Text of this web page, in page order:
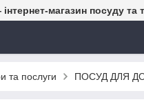
магазин посуду та
та послуги ПОСУД ДЛЯ